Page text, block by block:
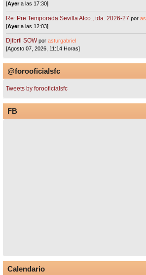
[Ayera las 17:30]
Re: Pre Temporada Sevilla Atco., tda. 2026-27 por
[Ayera las 12:03]
Djibril SOW porasturgabriel
[Agosto 07, 2026, 11:14 Horas]
@forooficialsfc
Tweets by forooficialsfc
FB
Calendario